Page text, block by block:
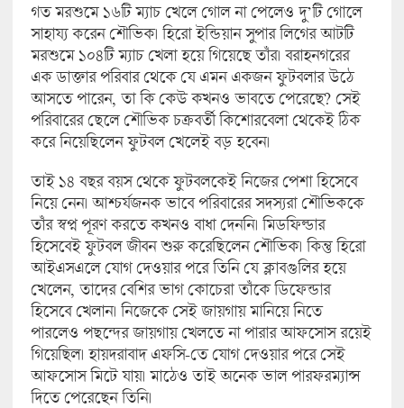
গত মরশুমে ১৬টি ম্যাচ খেলে গোল না পেলেও দু’টি গোলে
সাহায্য করেন শৌভিক। হিরো ইন্ডিয়ান সুপার লিগের আটটি
মরশুমে ১০৪টি ম্যাচ খেলা হয়ে গিয়েছে তাঁর। বরাহনগরের
এক ডাক্তার পরিবার থেকে যে এমন একজন ফুটবলার উঠে
আসতে পারেন, তা কি কেউ কখনও ভাবতে পেরেছে? সেই
পরিবারের ছেলে শৌভিক চক্রবর্তী কিশোরবেলা থেকেই ঠিক
করে নিয়েছিলেন ফুটবল খেলেই বড় হবেন।
তাই ১৪ বছর বয়স থেকে ফুটবলকেই নিজের পেশা হিসেবে
নিয়ে নেন। আশ্চর্যজনক ভাবে পরিবারের সদস্যরা শৌভিককে
তাঁর স্বপ্ন পূরণ করতে কখনও বাধা দেননি। মিডফিল্ডার
হিসেবেই ফুটবল জীবন শুরু করেছিলেন শৌভিক। কিন্তু হিরো
আইএসএলে যোগ দেওয়ার পরে তিনি যে ক্লাবগুলির হয়ে
খেলেন, তাদের বেশির ভাগ কোচেরা তাঁকে ডিফেন্ডার
হিসেবে খেলান। নিজেকে সেই জায়গায় মানিয়ে নিতে
পারলেও পছন্দের জায়গায় খেলতে না পারার আফসোস রয়েই
গিয়েছিল। হায়দরাবাদ এফসি-তে যোগ দেওয়ার পরে সেই
আফসোস মিটে যায়। মাঠেও তাই অনেক ভাল পারফরম্যান্স
দিতে পেরেছেন তিনি।